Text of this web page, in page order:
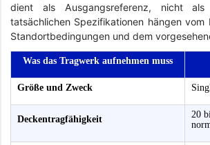
dient als Ausgangsreferenz, nicht
tatsächlichen Spezifikationen hängen vom
Standortbedingungen und dem
Was das Tragwerk aufnehmen muss
Größe und Zweck
Deckentragfähigkeit
20